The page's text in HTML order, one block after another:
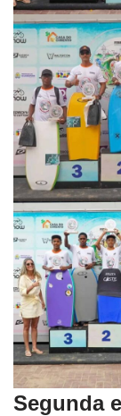
Segunda